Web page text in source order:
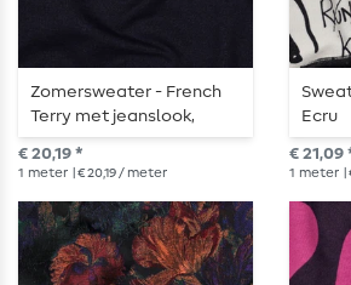
Zomersweater - French
Terry met jeanslook,
indigoblauw
€ 20,19 *
1 meter | € 20,19 / meter
Ecru
€ 21,09
1 meter